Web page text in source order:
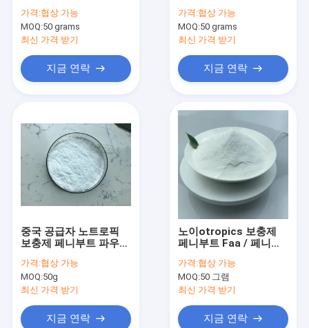
제품
우리에 대하여
공장 여행
인용문을 요구하세요
가격:협상 가능
MOQ:50 grams
최신 가격 받기
지금 연락
가격:협상 가능
MOQ:50 grams
최신 가격 받기
지금 연락
중국 공급자 노트로픽
보충제 페니부트 파우더
가격:협상 가능
MOQ:50g
최신 가격 받기
지금 연락
노이otropics 보충제
페니부트 Faa / 페니부
1078-21-3
가격:협상 가능
MOQ:50 그램
최신 가격 받기
지금 연락